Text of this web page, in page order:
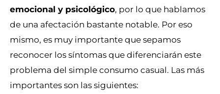
emocional y psicológico, por lo que hablamos
de una afectación bastante notable. Por eso
mismo, es muy importante que sepamos
reconocer los síntomas que diferenciarán este
problema del simple consumo casual. Las más
importantes son las siguientes: